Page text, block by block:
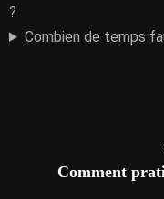
?
Combien de temps
Comment